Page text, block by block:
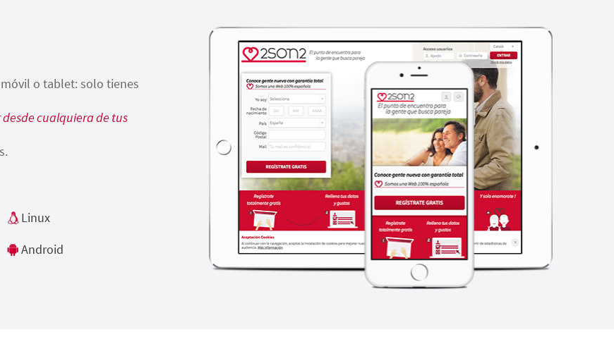
o tablet: solo tienes
cualquiera de tus
Linux
Android